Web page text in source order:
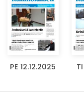
PE 12.12.2025